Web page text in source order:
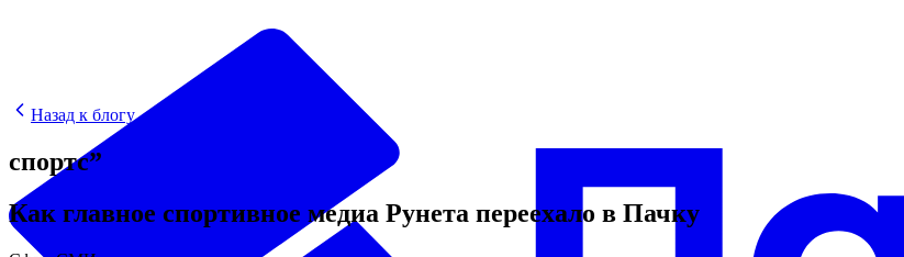
Назад к блогу
спортс”
Как главное спортивное медиа Рунета переехало в Пачку